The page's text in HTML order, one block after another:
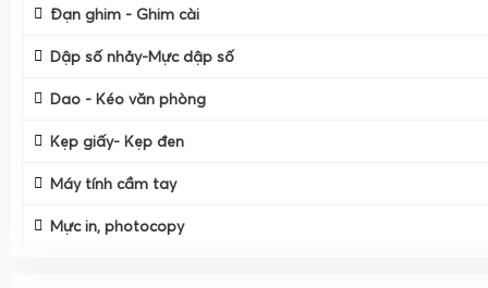
Đạn ghim - Ghim cài
Dập số nhảy-Mực dập số
Dao - Kéo văn phòng
Kẹp giấy- Kẹp đen
Máy tính cầm tay
Mực in, photocopy